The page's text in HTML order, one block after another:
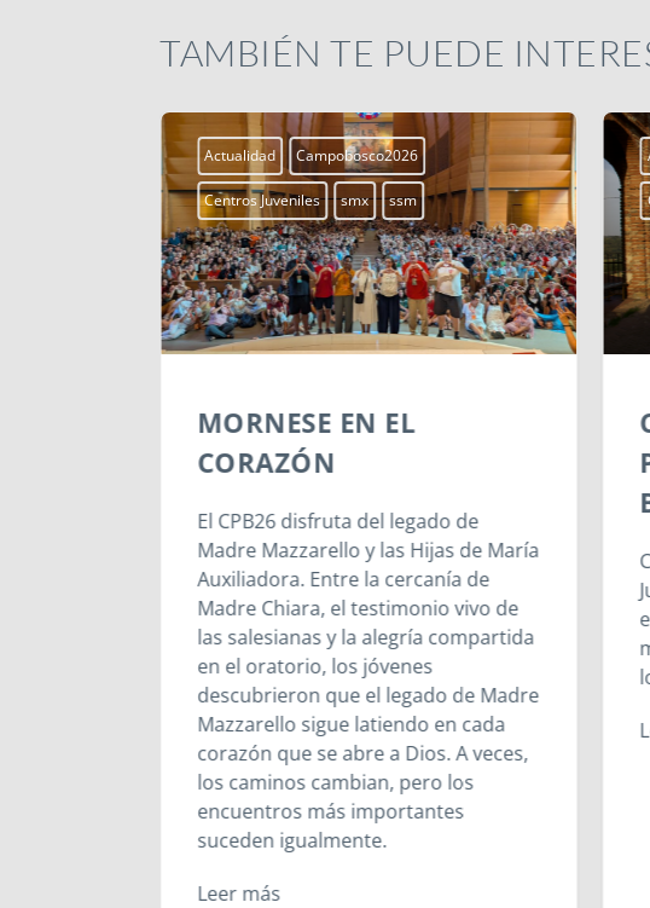
TAMBIÉN TE PUEDE
Actualidad Campobosco2026
Centros Juveniles smx ssm
MORNESE EN EL
CORAZÓN
El CPB26 disfruta del legado de
Madre Mazzarello y las Hijas de María
Auxiliadora. Entre la cercanía de
Madre Chiara, el testimonio vivo de
las salesianas y la alegría compartida
en el oratorio, los jóvenes
descubrieron que el legado de Madre
Mazzarello sigue latiendo en cada
corazón que se abre a Dios. A veces,
los caminos cambian, pero los
encuentros más importantes
suceden igualmente.
Leer más